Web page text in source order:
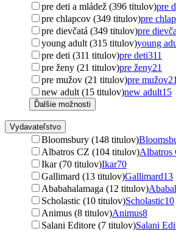
pre deti a mládež (396 titulov)pre
pre chlapcov (349 titulov)pre
pre dievčatá (349 titulov)pre
young adult (315 titulov)young
pre deti (311 titulov)pre deti311
pre ženy (21 titulov)pre ženy21
pre mužov (21 titulov)pre mužov21
new adult (15 titulov)new adult15
Ďalšie možnosti
Vydavateľstvo
Bloomsbury (148 titulov)
Albatros CZ (104 titulov)Albatros
Ikar (70 titulov)Ikar70
Gallimard (13 titulov)Gallimard13
Ababahalamaga (12 titulov)
Scholastic (10 titulov)Scholastic10
Animus (8 titulov)Animus8
Salani Editore (7 titulov)Salani